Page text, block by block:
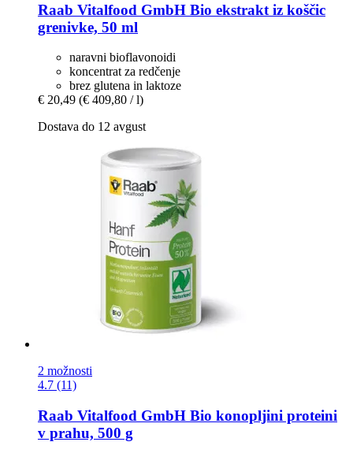
Raab Vitalfood GmbH Bio ekstrakt iz koščic
grenivke, 50 ml
naravni bioflavonoidi
koncentrat za redčenje
brez glutena in laktoze
€ 20,49 (€ 409,80 / l)
Dostava do 12 avgust
2 možnosti
4.7 (11)
Raab Vitalfood GmbH Bio konopljini proteini
v prahu, 500 g